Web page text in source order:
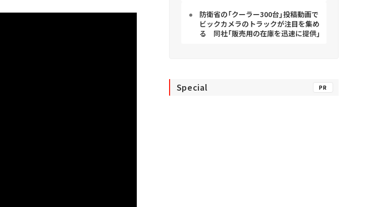
防衛省の「クーラー300台」投稿動画で
ビックカメラのトラックが注目を集め
る 同社「販売用の在庫を迅速に提供」
Special PR